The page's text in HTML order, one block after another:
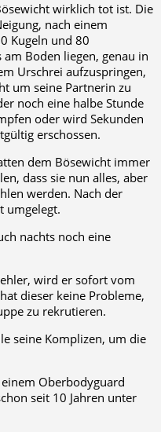
wirklich tot ist. Die
nach einem
Kugeln und 80
Boden liegen, genau in
Urschrei aufzuspringen,
um seine Partnerin zu
noch eine halbe Stunde
oder wird Sekunden
erschossen.
dem Bösewicht immer
dass sie nun alles, aber
werden. Nach der
umgelegt.
nachts noch eine
wird er sofort vom
dieser keine Probleme,
zu rekrutieren.
seine Komplizen, um die
Oberbodyguard
seit 10 Jahren unter